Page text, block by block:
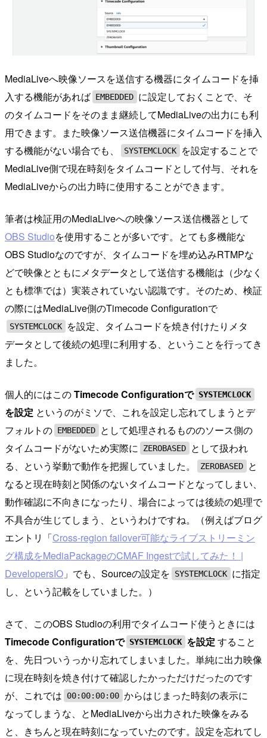
MediaLiveへ映像ソースを送信する機器にタイムコードを挿
入する機能があれば EMBEDDED に設定しておくことで、そ
のタイムコードをそのまま継続してMediaLiveの出力にも利
用できます。また映像ソース送信機器にタイムコードを挿入
する機能がない場合でも、
SYSTEMCLOCK
を設定することで
MediaLive側で現在時刻をタイムコードとして付与、それを
MediaLiveからの出力時に使用することができます。
筆者は検証用のMediaLiveへの映像ソース送信機器として
OBS Studioを使用することが多いです。とても多機能な
OBS Studioなのですが、タイムコードを埋め込みRTMPな
どで映像とともにメタデータとして送信する機能は（少なく
とも標準では）実装されていない認識です。そのため、検証
の際にはMediaLive側のTimecode Configurationで
SYSTEMCLOCK
を設定、タイムコードを焼き付けたりメタ
データとして後続の処理に利用する、ということを行ってき
ました。
個人的にはこのTimecode Configurationで SYSTEMCLOCK
を設定 というのがミソで、これを設定し忘れてしまうとデ
フォルトの EMBEDDED
として処理されるもののソース側の
タイムコードがないため実際に
ZEROBASED
として扱われ
る、という挙動で動作を把握していました。
ZEROBASED
と
なると現在時刻と関係のないタイムコードとなってしまい、
動作確認に不向きになったり、場合によっては後続の処理で
不具合が生じてしまう、というわけですね。（例えばブログ
エントリ「Cross-region failover可能なライブストリーミン
グ構成をMediaPackageのCMAF Ingestで試してみた！ |
DevelopersIO 」でも、Sourceの設定を SYSTEMCLOCK に指定
し、という記載をしていました。）
さて、このOBS Studioの利用でタイムコード使うときには
Timecode Configurationで SYSTEMCLOCK を設定 すること
を、先日ついうっかり忘れてしまいました。単純に出力映像
に現在時刻を焼き付けて確認したかっただけだったのです
が、これでは
00:00:00:00 からはじまった時刻の表示に
なってしまうな、とMediaLiveから出力された映像をみる
と、きちんと現在時刻になっていたのです。設定を忘れてし